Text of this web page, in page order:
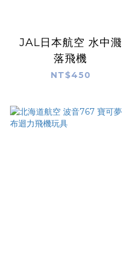
JAL日本航空 水中濺
落飛機
NT$450